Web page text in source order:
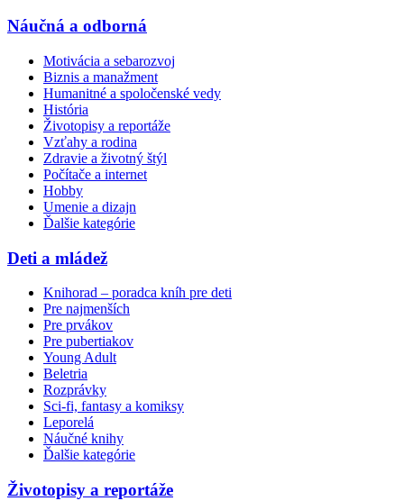
Náučná a odborná
Motivácia a sebarozvoj
Biznis a manažment
Humanitné a spoločenské vedy
História
Životopisy a reportáže
Vzťahy a rodina
Zdravie a životný štýl
Počítače a internet
Hobby
Umenie a dizajn
Ďalšie kategórie
Deti a mládež
Knihorad – poradca kníh pre deti
Pre najmenších
Pre prvákov
Pre pubertiakov
Young Adult
Beletria
Rozprávky
Sci-fi, fantasy a komiksy
Leporelá
Náučné knihy
Ďalšie kategórie
Životopisy a reportáže